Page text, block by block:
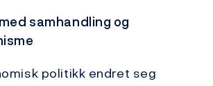
samhandling og
politikk endret seg